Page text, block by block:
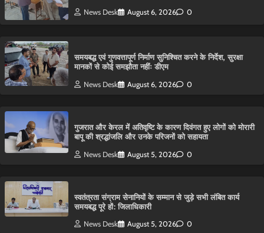
News Desk August 6, 2026 0
समयबद्ध एवं गुणवत्तापूर्ण निर्माण सुनिश्चित करने के निर्देश, सुरक्षा
मानकों से कोई समझौता नहींः डीएम
News Desk August 6, 2026 0
गुजरात और केरल में अतिवृष्टि के कारण दिवंगत हुए लोगों को मोरारी
बापू की श्रद्धांजलि और उनके परिजनों को सहायता
News Desk August 5, 2026 0
स्वतंत्रता संग्राम सेनानियों के सम्मान से जुड़े सभी लंबित कार्य
समयबद्ध पूरे हों: जिलाधिकारी
News Desk August 5, 2026 0